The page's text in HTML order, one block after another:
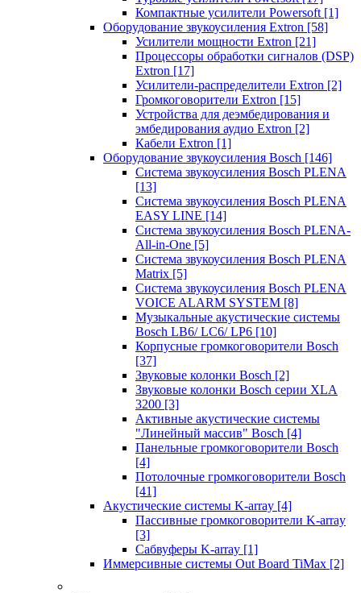
Компактные усилители Powersoft [1]
Оборудование звукоусиления Extron [58]
Усилители мощности Extron [21]
Процессоры обработки сигналов (DSP)
Extron [17]
Усилители-распределители Extron [2]
Громкоговорители Extron [15]
Устройства для деэмбедирования и
эмбедирования аудио Extron [2]
Кабели Extron [1]
Оборудование звукоусиления Bosch [146]
Система звукоусиления Bosch PLENA
[13]
Система звукоусиления Bosch PLENA
EASY LINE [14]
Система звукоусиления Bosch PLENA-
All-in-One [5]
Система звукоусиления Bosch PLENA
Matrix [5]
Система звукоусиления Bosch PLENA
VOICE ALARM SYSTEM [8]
Музыкальные акустические системы
Bosch LB6/ LC6/ LP6 [10]
Корпусные громкоговорители Bosch
[37]
Звуковые колонки Bosch [2]
Звуковые колонки Bosch серии XLA
3200 [3]
Активные акустические системы
"Линейный массив" Bosch [4]
Панельные громкоговорители Bosch
[4]
Потолочные громкоговорители Bosch
[41]
Акустические системы K-array [4]
Пассивные громкоговорители K-array
[3]
Сабвуферы K-array [1]
Иммерсивные системы Out Board TiMax [2]